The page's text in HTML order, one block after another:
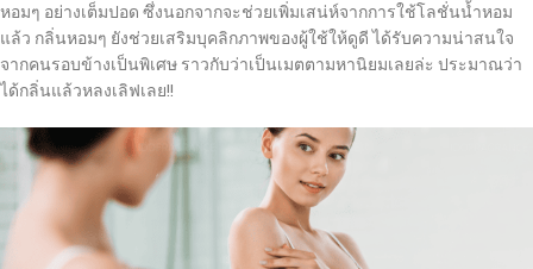
หอมๆ อย่างเต็มปอด ซึ่งนอกจากจะช่วยเพิ่มเสน่ห์จากการใช้โลชั่นน้ำหอม
แล้ว กลิ่นหอมๆ ยังช่วยเสริมบุคลิกภาพของผู้ใช้ให้ดูดี ได้รับความน่าสนใจ
จากคนรอบข้างเป็นพิเศษ ราวกับว่าเป็นเมตตามหานิยมเลยล่ะ ประมาณว่า
ได้กลิ่นแล้วหลงเลิฟเลย!!